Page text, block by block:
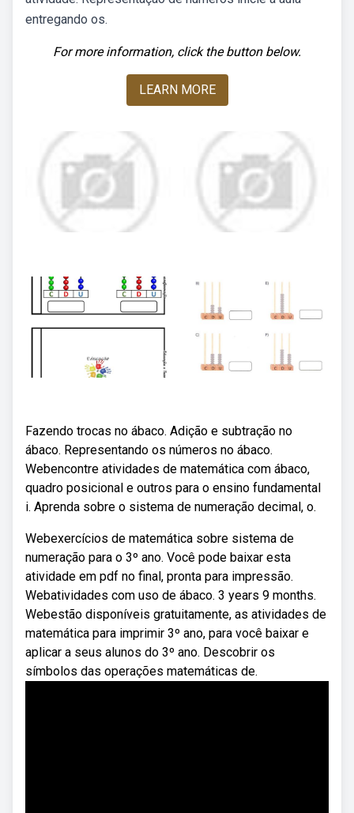
entregando os.
For more information, click the button below.
LEARN MORE
Fazendo trocas no ábaco. Adição e subtração no
ábaco. Representando os números no ábaco.
Webencontre atividades de matemática com ábaco,
quadro posicional e outros para o ensino fundamental
i. Aprenda sobre o sistema de numeração decimal, o.
Webexercícios de matemática sobre sistema de
numeração para o 3º ano. Você pode baixar esta
atividade em pdf no final, pronta para impressão.
Webatividades com uso de ábaco. 3 years 9 months.
Webestão disponíveis gratuitamente, as atividades de
matemática para imprimir 3º ano, para você baixar e
aplicar a seus alunos do 3º ano. Descobrir os
símbolos das operações matemáticas de.